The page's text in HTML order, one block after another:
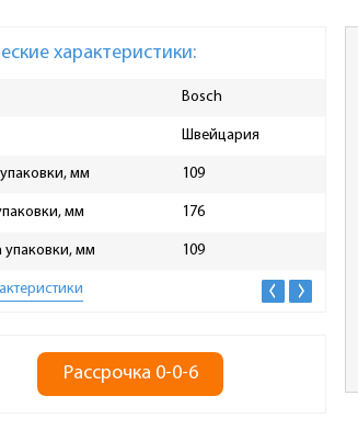
характеристики:
Bosch
Швейцария
мм 109
мм 176
мм 109
Рассрочка 0-0-6